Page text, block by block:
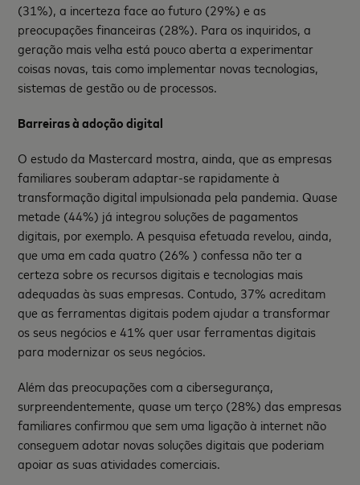
(31%), a incerteza face ao futuro (29%) e as
preocupações financeiras (28%). Para os inquiridos, a
geração mais velha está pouco aberta a experimentar
coisas novas, tais como implementar novas tecnologias,
sistemas de gestão ou de processos.
Barreiras à adoção digital
O estudo da Mastercard mostra, ainda, que as empresas
familiares souberam adaptar-se rapidamente à
transformação digital impulsionada pela pandemia. Quase
metade (44%) já integrou soluções de pagamentos
digitais, por exemplo. A pesquisa efetuada revelou, ainda,
que uma em cada quatro (26% ) confessa não ter a
certeza sobre os recursos digitais e tecnologias mais
adequadas às suas empresas. Contudo, 37% acreditam
que as ferramentas digitais podem ajudar a transformar
os seus negócios e 41% quer usar ferramentas digitais
para modernizar os seus negócios.
Além das preocupações com a cibersegurança,
surpreendentemente, quase um terço (28%) das empresas
familiares confirmou que sem uma ligação à internet não
conseguem adotar novas soluções digitais que poderiam
apoiar as suas atividades comerciais.